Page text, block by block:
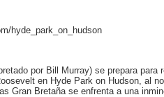
hyde_park_on_hudson
por Bill Murray) se prepara para
en Hyde Park on Hudson, al
Gran Bretaña se enfrenta a una